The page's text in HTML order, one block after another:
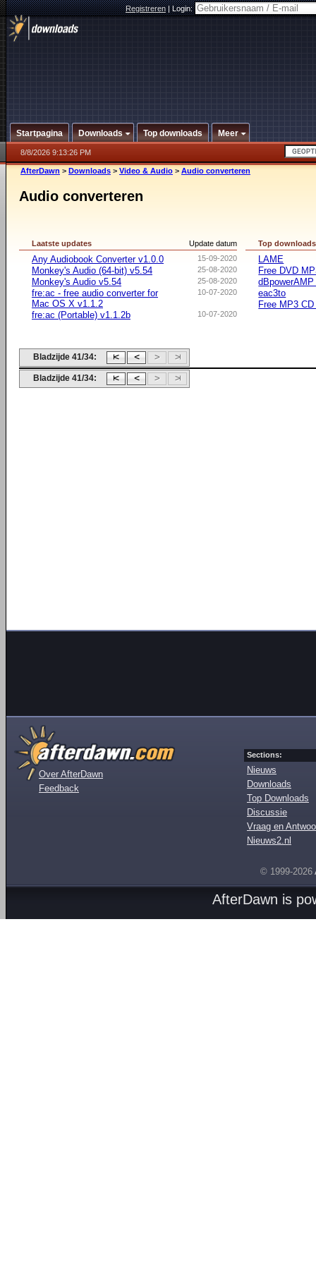
Registreren|Login:
Startpagina Downloads Top downloads Meer
8/8/2026 9:13:26 PM
AfterDawn > Downloads > Video & Audio > Audio converteren
Audio converteren
Update datum
Laatste updates
15-09-2020
Any Audiobook Converter v1.0.0
25-08-2020
Monkey's Audio (64-bit) v5.54
25-08-2020
Monkey's Audio v5.54
10-07-2020
fre:ac - free audio converter for
Mac OS X v1.1.2
10-07-2020
fre:ac (Portable) v1.1.2b
Top downloads
LAME
Free DVD
eac3to
Free MP3
Bladzijde 41/34:
Bladzijde 41/34:
Over AfterDawn
Feedback
Sections:
Nieuws
Downloads
Top Downloads
Discussie
Vraag en
Nieuws2.nl
© 1999-2026
AfterDawn is